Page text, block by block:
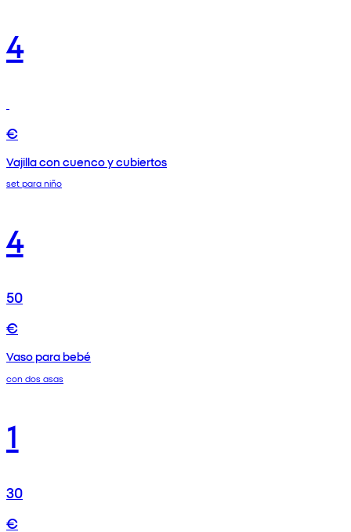
4
€
Vajilla con cuenco y cubiertos
set para niño
4
50
€
Vaso para bebé
con dos asas
1
30
€